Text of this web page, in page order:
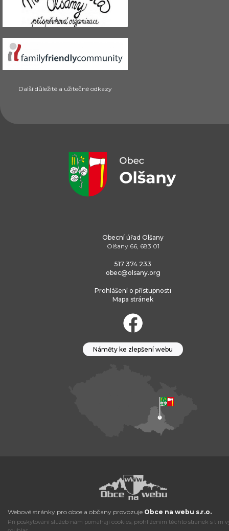
Další důležité a užitečné odkazy
Obecní úřad Olšany
Olšany 66, 683 01
517 374 233
obec@olsany.org
Prohlášení o přístupnosti
Mapa stránek
Náměty ke zlepšení webu
Webové stránky pro obce a občany provozuje Obce na webu s.r.o.
Při poskytování služeb nám pomáhají cookies, prohlížením těchto stránek s tím